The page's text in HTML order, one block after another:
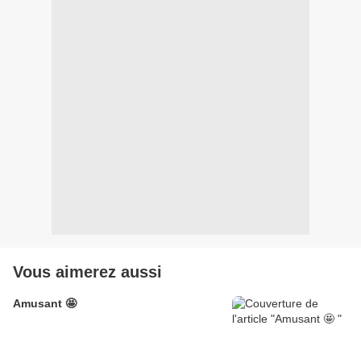
Vous aimerez aussi
Amusant 🤩